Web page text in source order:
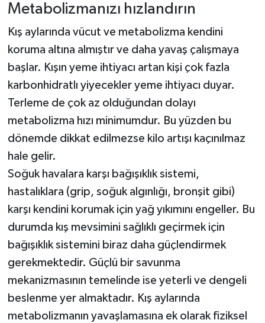
Metabolizmanızı hızlandırın
Kış aylarında vücut ve metabolizma kendini
koruma altına almıştır ve daha yavaş çalışmaya
başlar. Kışın yeme ihtiyacı artan kişi çok fazla
karbonhidratlı yiyecekler yeme ihtiyacı duyar.
Terleme de çok az olduğundan dolayı
metabolizma hızı minimumdur. Bu yüzden bu
dönemde dikkat edilmezse kilo artışı kaçınılmaz
hale gelir.
Soğuk havalara karşı bağışıklık sistemi,
hastalıklara (grip, soğuk algınlığı, bronşit gibi)
karşı kendini korumak için yağ yıkımını engeller. Bu
durumda kış mevsimini sağlıklı geçirmek için
bağışıklık sistemini biraz daha güçlendirmek
gerekmektedir. Güçlü bir savunma
mekanizmasının temelinde ise yeterli ve dengeli
beslenme yer almaktadır. Kış aylarında
metabolizmanın yavaşlamasına ek olarak fiziksel